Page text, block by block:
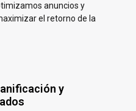
anuncios y
el retorno de la
y